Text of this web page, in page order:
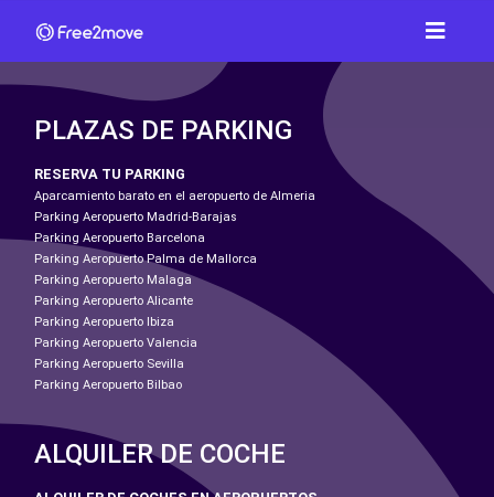
PLAZAS DE PARKING
RESERVA TU PARKING
Aparcamiento barato en el aeropuerto de Almeria
Parking Aeropuerto Madrid-Barajas
Parking Aeropuerto Barcelona
Parking Aeropuerto Palma de Mallorca
Parking Aeropuerto Malaga
Parking Aeropuerto Alicante
Parking Aeropuerto Ibiza
Parking Aeropuerto Valencia
Parking Aeropuerto Sevilla
Parking Aeropuerto Bilbao
ALQUILER DE COCHE